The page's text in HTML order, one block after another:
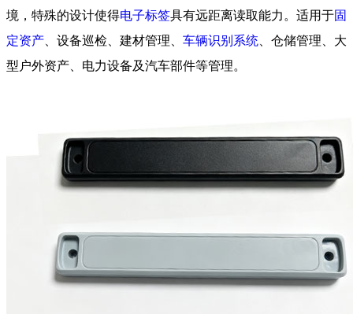
境，特殊的设计使得电子标签具有远距离读取能力。适用于固
定资产 、设备巡检、建材管理、 车辆识别系统 、仓储管理、大
型户外资产、电力设备及汽车部件等管理。